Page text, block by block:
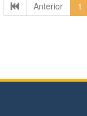
Anterior 1